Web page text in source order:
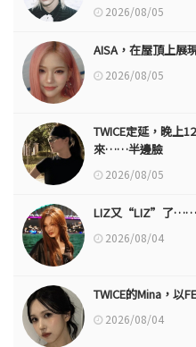
2026/08/05
AISA，在屋頂上展
2026/08/05
TWICE定延，晚上
來……半邊臉
2026/08/05
LIZ又“LIZ”了……
2026/08/04
TWICE的Mina，以
2026/08/04